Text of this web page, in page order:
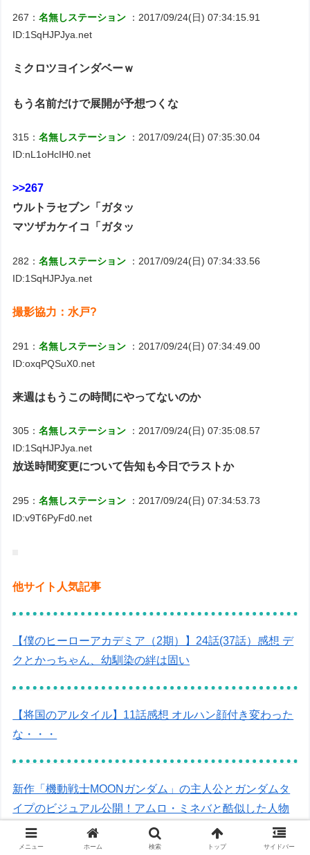
267：名無しステーション
：2017/09/24(日) 07:34:15.91
ID:1SqHJPJya.net
ミクロツヨインダベーｗ
もう名前だけで展開が予想つくな
315：名無しステーション
：2017/09/24(日) 07:35:30.04
ID:nL1oHcIH0.net
>>267
ウルトラセブン「ガタッ
マツザカケイコ「ガタッ
282：名無しステーション
：2017/09/24(日) 07:34:33.56
ID:1SqHJPJya.net
撮影協力：水戸?
291：名無しステーション
：2017/09/24(日) 07:34:49.00
ID:oxqPQSuX0.net
来週はもうこの時間にやってないのか
305：名無しステーション
：2017/09/24(日) 07:35:08.57
ID:1SqHJPJya.net
放送時間変更について告知も今日でラストか
295：名無しステーション
：2017/09/24(日) 07:34:53.73
ID:v9T6PyFd0.net
他サイト人気記事
【僕のヒーローアカデミア（2期）】24話(37話）感想 デ
クとかっちゃん、幼馴染の絆は固い
【将国のアルタイル】11話感想 オルハン顔付き変わった
な・・・
新作「機動戦士MOONガンダム」の主人公とガンダムタ
イプのビジュアル公開！アムロ・ミネバと酷似した人物
の姿も…？
メニュー ホーム 検索 トップ サイドバー